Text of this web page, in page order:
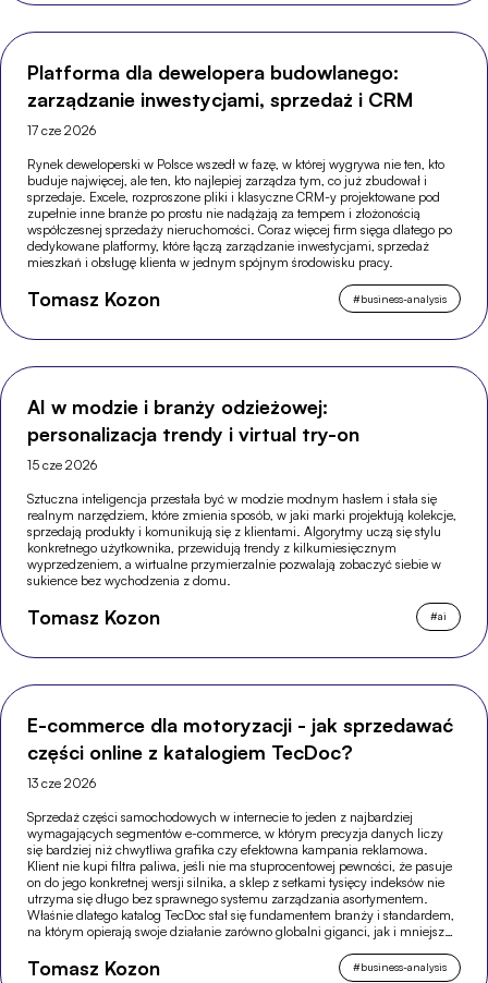
Platforma dla dewelopera budowlanego:
zarządzanie inwestycjami, sprzedaż i CRM
17 cze 2026
Rynek deweloperski w Polsce wszedł w fazę, w której wygrywa nie ten, kto
buduje najwięcej, ale ten, kto najlepiej zarządza tym, co już zbudował i
sprzedaje. Excele, rozproszone pliki i klasyczne CRM-y projektowane pod
zupełnie inne branże po prostu nie nadążają za tempem i złożonością
współczesnej sprzedaży nieruchomości. Coraz więcej firm sięga dlatego po
dedykowane platformy, które łączą zarządzanie inwestycjami, sprzedaż
mieszkań i obsługę klienta w jednym spójnym środowisku pracy.
Tomasz Kozon #business-analysis
AI w modzie i branży odzieżowej:
personalizacja trendy i virtual try-on
15 cze 2026
Sztuczna inteligencja przestała być w modzie modnym hasłem i stała się
realnym narzędziem, które zmienia sposób, w jaki marki projektują kolekcje,
sprzedają produkty i komunikują się z klientami. Algorytmy uczą się stylu
konkretnego użytkownika, przewidują trendy z kilkumiesięcznym
wyprzedzeniem, a wirtualne przymierzalnie pozwalają zobaczyć siebie w
sukience bez wychodzenia z domu.
Tomasz Kozon #ai
E-commerce dla motoryzacji - jak sprzedawać
części online z katalogiem TecDoc?
13 cze 2026
Sprzedaż części samochodowych w internecie to jeden z najbardziej
wymagających segmentów e-commerce, w którym precyzja danych liczy
się bardziej niż chwytliwa grafika czy efektowna kampania reklamowa.
Klient nie kupi filtra paliwa, jeśli nie ma stuprocentowej pewności, że pasuje
on do jego konkretnej wersji silnika, a sklep z setkami tysięcy indeksów nie
utrzyma się długo bez sprawnego systemu zarządzania asortymentem.
Właśnie dlatego katalog TecDoc stał się fundamentem branży i standardem,
na którym opierają swoje działanie zarówno globalni giganci, jak i mniejsze,
Tomasz Kozon #business-analysis